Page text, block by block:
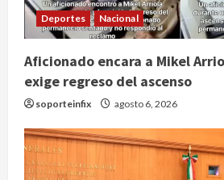
Deportes Nacional
Aficionado encara a Mikel
exige regreso del ascenso
soporteinfix agosto 6, 2026